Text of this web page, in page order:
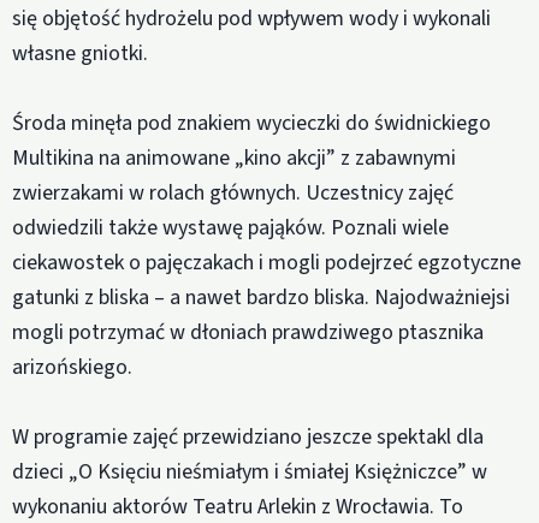
się objętość hydrożelu pod wpływem wody i wykonali
własne gniotki.
Środa minęła pod znakiem wycieczki do świdnickiego
Multikina na animowane „kino akcji” z zabawnymi
zwierzakami w rolach głównych. Uczestnicy zajęć
odwiedzili także wystawę pająków. Poznali wiele
ciekawostek o pajęczakach i mogli podejrzeć egzotyczne
gatunki z bliska – a nawet bardzo bliska. Najodważniejsi
mogli potrzymać w dłoniach prawdziwego ptasznika
arizońskiego.
W programie zajęć przewidziano jeszcze spektakl dla
dzieci „O Księciu nieśmiałym i śmiałej Księżniczce” w
wykonaniu aktorów Teatru Arlekin z Wrocławia. To